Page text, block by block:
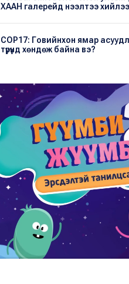
ХААН галерейд нээлтээ хийлээ
COP17: Говийнхон ямар
түрүүнд хөндөж байна вэ?